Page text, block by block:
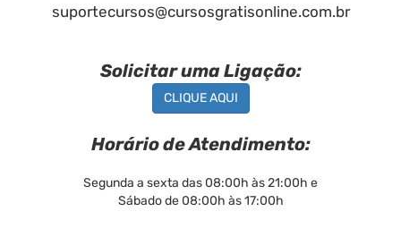
suportecursos@cursosgratisonline.com.br
Solicitar uma Ligação:
CLIQUE AQUI
Horário de Atendimento:
Segunda a sexta das 08:00h às 21:00h e
Sábado de 08:00h às 17:00h